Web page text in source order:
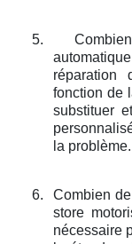
5.
réparation
fonction de
substituer
la problème.
6.
Combien
store
nécessaire